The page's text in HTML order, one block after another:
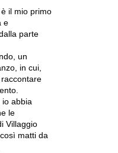
il mio primo
e
parte
un
in cui,
abbia
le
Villaggio
matti da